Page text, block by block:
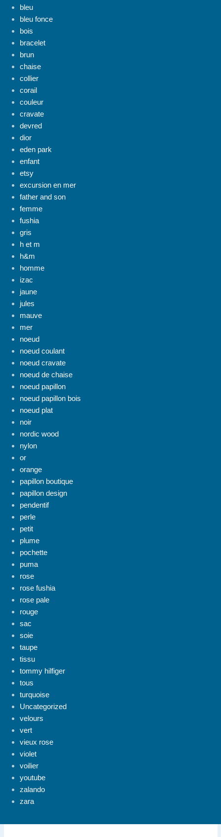
bleu
bleu fonce
bois
bracelet
brun
chaise
collier
corail
couleur
cravate
devred
dior
eden park
enfant
etsy
excursion en mer
father and son
femme
fushia
gris
h et m
h&m
homme
izac
jaune
jules
mauve
mer
noeud
noeud coulant
noeud cravate
noeud de chaise
noeud papillon
noeud papillon bois
noeud plat
noir
nordic wood
nylon
or
orange
papillon boutique
papillon design
pendentif
perle
petit
plume
pochette
puma
rose
rose fushia
rose pale
rouge
sac
soie
taupe
tissu
tommy hilfiger
tous
turquoise
Uncategorized
velours
vert
vieux rose
violet
voilier
youtube
zalando
zara